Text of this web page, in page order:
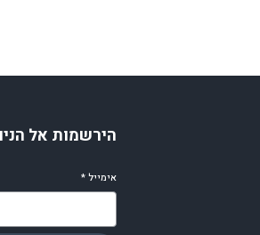
הירשמות אל
אימייל*